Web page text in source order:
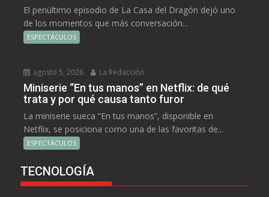
El penúltimo episodio de La Casa del Dragón dejó uno
de los momentos que más conversación...
ESPECTÁCULOS
agosto 5, 2026 La Redacción
Miniserie “En tus manos” en Netflix: de qué
trata y por qué causa tanto furor
La miniserie sueca “En tus manos”, disponible en
Netflix, se posiciona como una de las favoritas de...
ESPECTÁCULOS
TECNOLOGÍA